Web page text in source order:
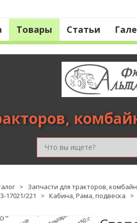
Товары Статьи
> Запчасти для тракторов,
17021/221
> Кабина, Рама, подвеска >